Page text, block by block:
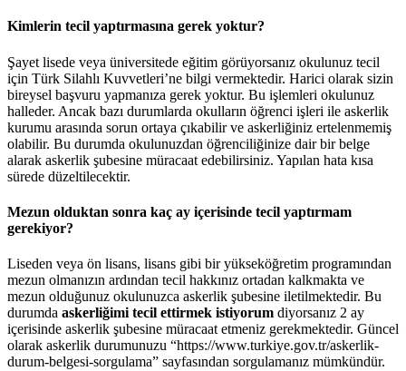
Kimlerin tecil yaptırmasına gerek yoktur?
Şayet lisede veya üniversitede eğitim görüyorsanız okulunuz tecil
için Türk Silahlı Kuvvetleri’ne bilgi vermektedir. Harici olarak sizin
bireysel başvuru yapmanıza gerek yoktur. Bu işlemleri okulunuz
halleder. Ancak bazı durumlarda okulların öğrenci işleri ile askerlik
kurumu arasında sorun ortaya çıkabilir ve askerliğiniz ertelenmemiş
olabilir. Bu durumda okulunuzdan öğrenciliğinize dair bir belge
alarak askerlik şubesine müracaat edebilirsiniz. Yapılan hata kısa
sürede düzeltilecektir.
Mezun olduktan sonra kaç ay içerisinde tecil yaptırmam
gerekiyor?
Liseden veya ön lisans, lisans gibi bir yükseköğretim programından
mezun olmanızın ardından tecil hakkınız ortadan kalkmakta ve
mezun olduğunuz okulunuzca askerlik şubesine iletilmektedir. Bu
durumda askerliğimi tecil ettirmek istiyorum diyorsanız 2 ay
içerisinde askerlik şubesine müracaat etmeniz gerekmektedir. Güncel
olarak askerlik durumunuzu “https://www.turkiye.gov.tr/askerlik-
durum-belgesi-sorgulama” sayfasından sorgulamanız mümkündür.